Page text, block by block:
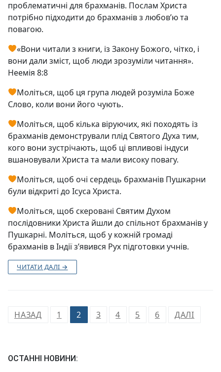
проблематичні для брахманів. Послам Христа
потрібно підходити до брахманів з любов’ю та
повагою.
«Вони читали з книги, із Закону Божого, чітко, і
вони дали зміст, щоб люди зрозуміли читання».
Неемія 8:8
Моліться, щоб ця група людей розуміла Боже
Слово, коли вони його чують.
Моліться, щоб кілька віруючих, які походять із
брахманів демонстрували плід Святого Духа тим,
кого вони зустрічають, щоб ці впливові індуси
вшановували Христа та мали високу повагу.
Моліться, щоб очі сердець брахманів Пушкарни
були відкриті до Ісуса Христа.
Моліться, щоб скеровані Святим Духом
послідовники Христа йшли до спільнот брахманів у
Пушкарні. Моліться, щоб у кожній громаді
брахманів в Індії з’явився Рух підготовки учнів.
ЧИТАТИ ДАЛІ →
Навігація
НАЗАД 1 2 3 4 5 6 ДАЛІ
ОСТАННІ НОВИНИ: